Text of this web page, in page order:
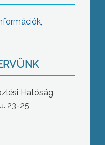
Hatóság
23-25